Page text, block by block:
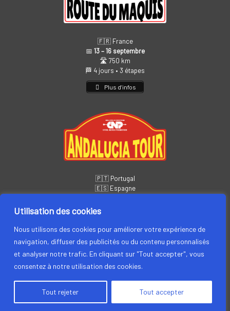
Utilisation des cookies
Nous utilisons des cookies pour améliorer votre expérience de
navigation, diffuser des publicités ou du contenu personnalisés
et analyser notre trafic. En cliquant sur "Tout accepter", vous
consentez à notre utilisation des cookies.
Tout rejeter Tout accepter
🇫🇷 France
📅 13 – 16 septembre
🛣️ 750 km
🏁 4 jours • 3 étapes
Plus d’infos
🇵🇹 Portugal
🇪🇸 Espagne
🏁 6 jours • 5 étapes
Megève Saint-Tropez, by CYRIL NEVEU PROMOTION © 2026